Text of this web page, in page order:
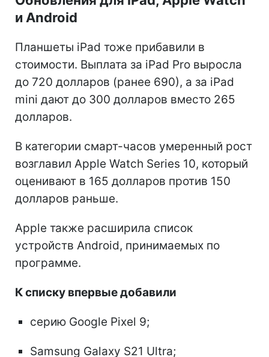
и Android
Планшеты iPad тоже прибавили в
стоимости. Выплата за iPad Pro выросла
до 720 долларов (ранее 690), а за iPad
mini дают до 300 долларов вместо 265
долларов.
В категории смарт-часов умеренный рост
возглавил Apple Watch Series 10, который
оценивают в 165 долларов против 150
долларов раньше.
Apple также расширила список
устройств Android, принимаемых по
программе.
К списку впервые добавили
серию Google Pixel 9;
Samsung Galaxy S21 Ultra;